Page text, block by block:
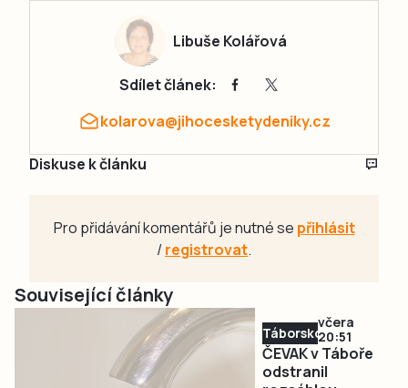
Libuše Kolářová
Sdílet článek:
kolarova@jihocesketydeniky.cz
Diskuse k článku
Pro přidávání komentářů je nutné se přihlásit
/registrovat.
Související články
Táborsko
včera
20:51
ČEVAK v Táboře
odstranil